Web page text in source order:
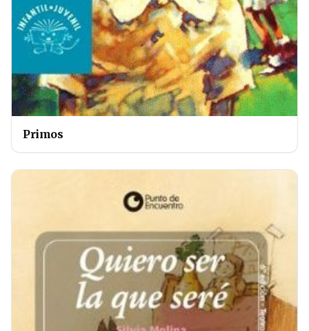
Primos